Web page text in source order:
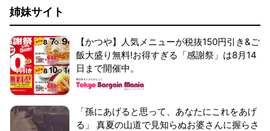
姉妹サイト
【かつや】人気メニューが税抜150円引き&ご
飯大盛り無料!お得すぎる「感謝祭」は8月14
日まで開催中。
「孫にあげると思って、あなたにこれをあげ
る」 真夏の山道で見知らぬお婆さんに握らさ